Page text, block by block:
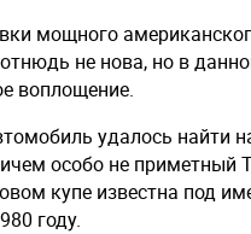
мощного
не нова, но в
воплощение.
удалось найти
особо не приметный
купе известна под
году.